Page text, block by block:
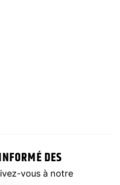
DES
vous à notre